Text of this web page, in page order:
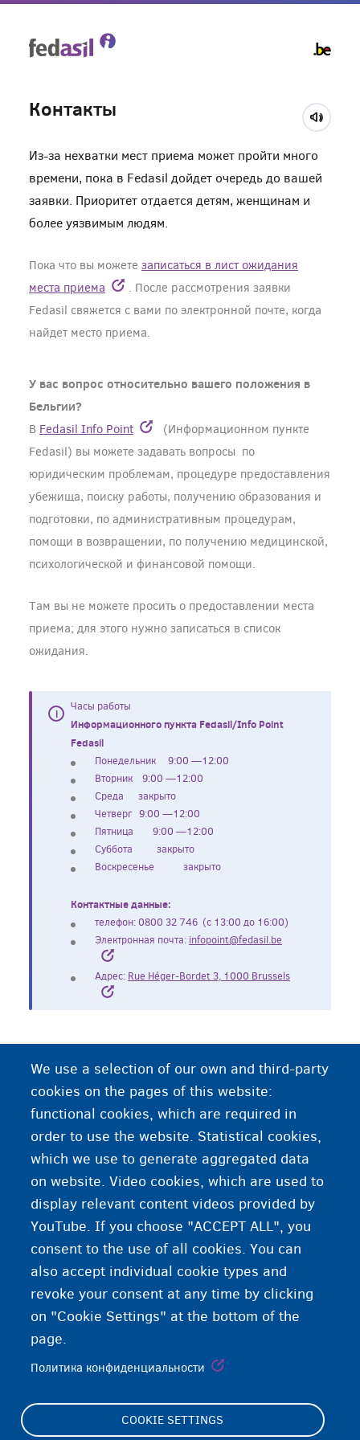
Контакты
Из-за нехватки мест приема может пройти много
времени, пока в Fedasil дойдет очередь до вашей
заявки. Приоритет отдается детям, женщинам и
более уязвимым людям.
Пока что вы можете записаться в лист ожидания
места приема
. После рассмотрения заявки
Fedasil свяжется с вами по электронной почте, когда
найдет место приема.
У вас вопрос относительно вашего положения в
Бельгии?
В Fedasil Info Point
(Информационном пункте
Fedasil) вы можете задавать вопросы по
юридическим проблемам, процедуре предоставления
убежища, поиску работы, получению образования и
подготовки, по административным процедурам,
помощи в возвращении, по получению медицинской,
психологической и финансовой помощи.
Там вы не можете просить о предоставлении места
приема; для этого нужно записаться в список
ожидания.
Часы работы
Информационного пункта Fedasil/Info Point
Fedasil
Понедельник 9:00 —12:00
Вторник 9:00 —12:00
Среда закрыто
Четверг 9:00 —12:00
Пятница 9:00 —12:00
Суббота закрыто
Воскресенье закрыто
Контактные данные:
телефон: 0800 32 746 (с 13:00 до 16:00)
Электронная почта: infopoint@fedasil.be
Адрес: Rue Héger-Bordet 3, 1000 Brussels
Связаться с Управлением по делам иностранцев
Регистрация для получения места приема
We use a selection of our own and third-party
cookies on the pages of this website:
functional cookies, which are required in
order to use the website. Statistical cookies,
which we use to generate aggregated data
on website. Video cookies, which are used to
display relevant content videos provided by
YouTube. If you choose "ACCEPT ALL", you
consent to the use of all cookies. You can
also accept individual cookie types and
revoke your consent at any time by clicking
on "Cookie Settings" at the bottom of the
page.
Политика конфиденциальности
COOKIE SETTINGS